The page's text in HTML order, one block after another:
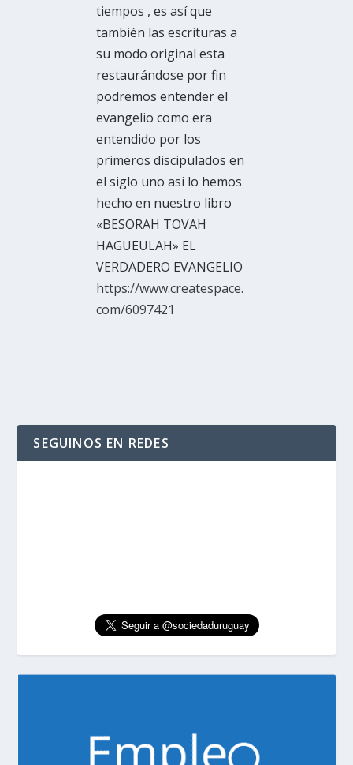
tiempos , es así que
también las escrituras a
su modo original esta
restaurándose por fin
podremos entender el
evangelio como era
entendido por los
primeros discipulados en
el siglo uno asi lo hemos
hecho en nuestro libro
«BESORAH TOVAH
HAGUEULAH» EL
VERDADERO EVANGELIO
https://www.createspace.
com/6097421
SEGUINOS EN REDES